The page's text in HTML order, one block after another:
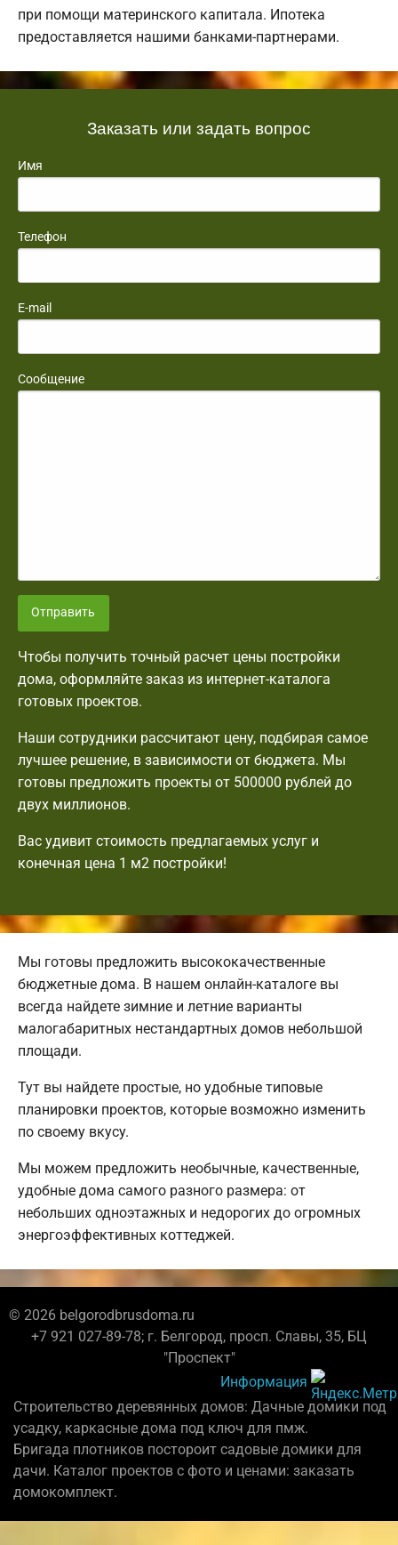
при помощи материнского капитала. Ипотека
предоставляется нашими банками-партнерами.
Заказать или задать вопрос
Имя
Телефон
E-mail
Сообщение
Отправить
Чтобы получить точный расчет цены постройки
дома, оформляйте заказ из интернет-каталога
готовых проектов.
Наши сотрудники рассчитают цену, подбирая самое
лучшее решение, в зависимости от бюджета. Мы
готовы предложить проекты от 500000 рублей до
двух миллионов.
Вас удивит стоимость предлагаемых услуг и
конечная цена 1 м2 постройки!
Мы готовы предложить высококачественные
бюджетные дома. В нашем онлайн-каталоге вы
всегда найдете зимние и летние варианты
малогабаритных нестандартных домов небольшой
площади.
Тут вы найдете простые, но удобные типовые
планировки проектов, которые возможно изменить
по своему вкусу.
Мы можем предложить необычные, качественные,
удобные дома самого разного размера: от
небольших одноэтажных и недорогих до огромных
энергоэффективных коттеджей.
© 2026 belgorodbrusdoma.ru
+7 921 027-89-78; г. Белгород, просп. Славы, 35, БЦ
"Проспект"
Информация
Строительство деревянных домов: Дачные домики под
усадку, каркасные дома под ключ для пмж.
Бригада плотников постороит садовые домики для
дачи. Каталог проектов с фото и ценами: заказать
домокомплект.